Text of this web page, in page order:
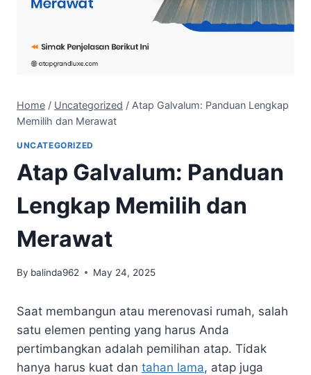
Home / Uncategorized / Atap Galvalum: Panduan Lengkap
Memilih dan Merawat
UNCATEGORIZED
Atap Galvalum: Panduan
Lengkap Memilih dan
Merawat
By balinda962 May 24, 2025
Saat membangun atau merenovasi rumah, salah
satu elemen penting yang harus Anda
pertimbangkan adalah pemilihan atap. Tidak
hanya harus kuat dan tahan lama, atap juga